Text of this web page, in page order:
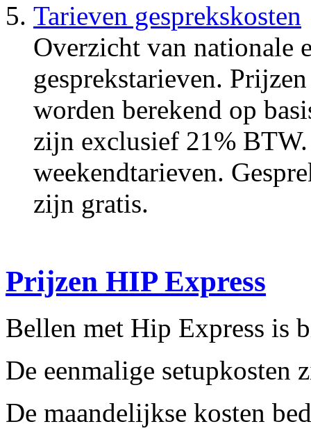
Tarieven gesprekskosten
Overzicht van nationale
gesprekstarieven.
worden berekend op
zijn exclusief 21%
weekendtarieven.
zijn gratis.
Prijzen HIP Express
Bellen met Hip Express is
De eenmalige setupkosten
De maandelijkse kosten